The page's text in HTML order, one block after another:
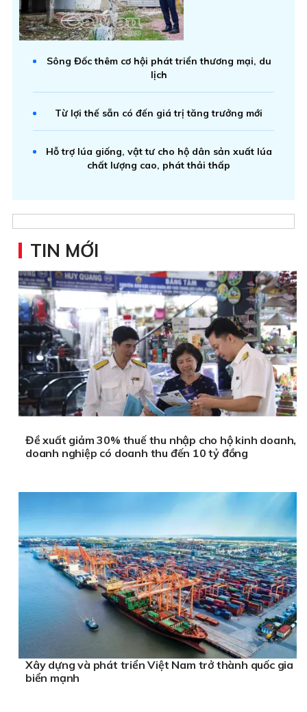
Sông Đốc thêm cơ hội phát triển thương mại, du
lịch
Từ lợi thế sẵn có đến giá trị tăng trưởng mới
Hỗ trợ lúa giống, vật tư cho hộ dân sản xuất lúa
chất lượng cao, phát thải thấp
TIN MỚI
Đề xuất giảm 30% thuế thu nhập cho hộ kinh doanh,
doanh nghiệp có doanh thu đến 10 tỷ đồng
Xây dựng và phát triển Việt Nam trở thành quốc gia
biển mạnh